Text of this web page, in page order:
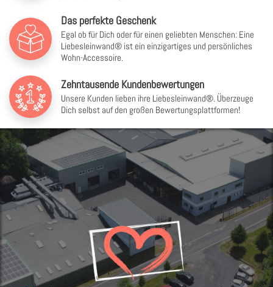
Das perfekte Geschenk
Egal ob für Dich oder für einen geliebten Menschen: Eine
Liebesleinwand® ist ein einzigartiges und persönliches
Wohn-Accessoire.
Zehntausende Kundenbewertungen
Unsere Kunden lieben ihre Liebesleinwand®. Überzeuge
Dich selbst auf den großen Bewertungsplattformen!